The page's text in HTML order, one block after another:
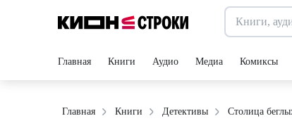
Главная Книги Аудио Медиа Комиксы
Главная Книги Детективы Столица